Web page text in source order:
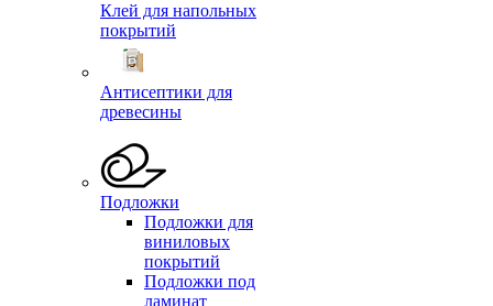
Клей для напольных
покрытий
Антисептики для
древесины
Подложки
Подложки для
виниловых
покрытий
Подложки под
ламинат